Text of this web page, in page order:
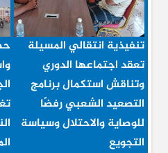
تنفيذية انتقالي المسيلة
تعقد اجتماعها الدوري
وتناقش استكمال برنامج
التصعيد الشعبي رفضًا
للوصاية والاحتلال وسياسة
التجويع